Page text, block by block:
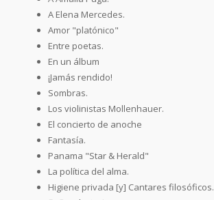
A Elena Mercedes.
Amor "platónico"
Entre poetas.
En un álbum
¡Jamás rendido!
Sombras.
Los violinistas Mollenhauer.
El concierto de anoche
Fantasía.
Panama "Star & Herald"
La política del alma.
Higiene privada [y] Cantares filosóficos.